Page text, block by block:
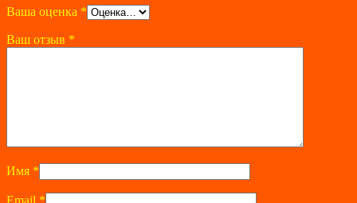
Ваша оценка *
Ваш отзыв *
Имя *
Email *